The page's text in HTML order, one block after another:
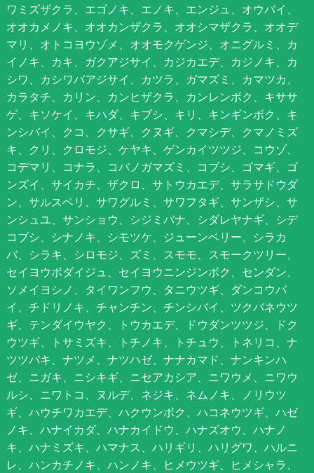
ワミズザクラ、エゴノキ、エノキ、エンジュ、オウバイ、
オオカメノキ、オオカンザクラ、オオシマザクラ、オオデ
マリ、オトコヨウゾメ、オオモクゲンジ、オニグルミ、カ
イノキ、カキ、ガクアジサイ、カジカエデ、カジノキ、カ
シワ、カシワバアジサイ、カツラ、ガマズミ、カマツカ、
カラタチ、カリン、カンヒザクラ、カンレンボク、キササ
ゲ、キソケイ、キハダ、キブシ、キリ、キンギンボク、キ
ンシバイ、クコ、クサギ、クヌギ、クマシデ、クマノミズ
キ、クリ、クロモジ、ケヤキ、ゲンカイツツジ、コウゾ、
コデマリ、コナラ、コバノガマズミ、コブシ、ゴマギ、ゴ
ンズイ、サイカチ、ザクロ、サトウカエデ、サラサドウダ
ン、サルスベリ、サワグルミ、サワフタギ、サンザシ、サ
ンシュユ、サンショウ、シジミバナ、シダレヤナギ、シデ
コブシ、シナノキ、シモツケ、ジューンベリー、シラカ
バ、シラキ、シロモジ、ズミ、スモモ、スモークツリー、
セイヨウボダイジュ、セイヨウニンジンボク、センダン、
ソメイヨシノ、タイワンフウ、タニウツギ、ダンコウバ
イ、チドリノキ、チャンチン、チンシバイ、ツクバネウツ
ギ、テンダイウヤク、トウカエデ、ドウダンツツジ、ドク
ウツギ、トサミズキ、トチノキ、トチュウ、トネリコ、ナ
ツツバキ、ナツメ、ナツハゼ、ナナカマド、ナンキンハ
ゼ、ニガキ、ニシキギ、ニセアカシア、ニワウメ、ニワウ
ルシ、ニワトコ、ヌルデ、ネジキ、ネムノキ、ノリウツ
ギ、ハウチワカエデ、ハクウンボク、ハコネウツギ、ハゼ
ノキ、ハナイカダ、ハナカイドウ、ハナズオウ、ハナノ
キ、ハナミズキ、ハマナス、ハリギリ、ハリグワ、ハルニ
レ、ハンカチノキ、ハンノキ、ヒメウツギ、ヒメシャラ、